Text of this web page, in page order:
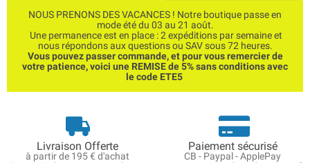
NOUS PRENONS DES VACANCES ! Notre boutique passe en
mode été du 03 au 21 août.
Une permanence est en place : 2 expéditions par semaine et
nous répondons aux questions ou SAV sous 72 heures.
Vous pouvez passer commande, et pour vous remercier de
votre patience, voici une REMISE de 5% sans conditions avec
le code ETE5
Livraison Offerte
à partir de 195 € d'achat
Paiement sécurisé
CB - Paypal - ApplePay